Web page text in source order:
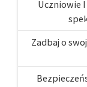
Uczniowie
Zadbaj o